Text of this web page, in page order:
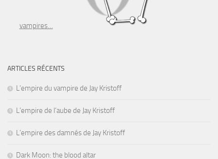
vampires…
ARTICLES RÉCENTS
L’empire du vampire de Jay Kristoff
L’empire de l’aube de Jay Kristoff
L’empire des damnés de Jay Kristoff
Dark Moon: the blood altar